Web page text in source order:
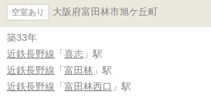
空室あり 大阪府富田林市旭ケ丘町
築33年
近鉄長野線 「 喜志 」駅
近鉄長野線 「 富田林 」駅
近鉄長野線 「 富田林西口 」駅